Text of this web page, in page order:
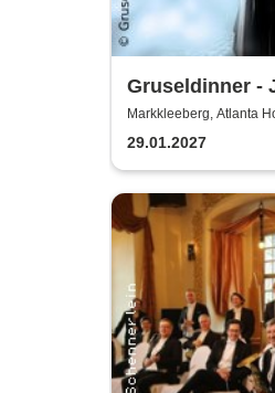
Gruseldinner -
Ripper
Markkleeberg, Atlanta
29.01.2027